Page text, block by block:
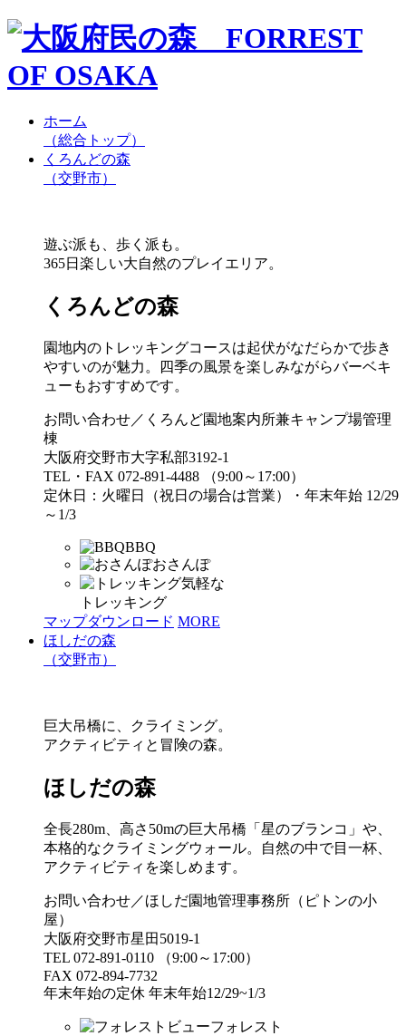
ホーム
（総合トップ）
くろんどの森
（交野市）
遊ぶ派も、歩く派も。
365日楽しい大自然のプレイエリア。
くろんどの森
園地内のトレッキングコースは起伏がなだらかで歩き
やすいのが魅力。四季の風景を楽しみながらバーベキ
ューもおすすめです。
お問い合わせ／くろんど園地案内所兼キャンプ場管理
棟
大阪府交野市大字私部3192-1
TEL・FAX 072-891-4488 （9:00～17:00）
定休日：火曜日（祝日の場合は営業）・年末年始 12/29
～1/3
BBQ
おさんぽ
気軽な
トレッキング
マップダウンロード MORE
ほしだの森
（交野市）
巨大吊橋に、クライミング。
アクティビティと冒険の森。
ほしだの森
全長280m、高さ50mの巨大吊橋「星のブランコ」や、
本格的なクライミングウォール。自然の中で目一杯、
アクティビティを楽しめます。
お問い合わせ／ほしだ園地管理事務所（ピトンの小
屋）
大阪府交野市星田5019-1
TEL 072-891-0110 （9:00～17:00）
FAX 072-894-7732
年末年始の定休 年末年始12/29~1/3
フォレスト